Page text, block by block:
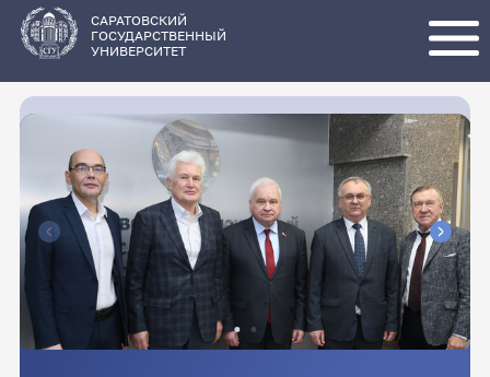
основному
содержанию
САРАТОВСКИЙ
ГОСУДАРСТВЕННЫЙ
УНИВЕРСИТЕТ